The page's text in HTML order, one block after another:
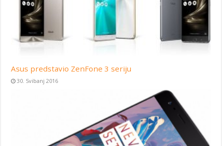
Asus predstavio ZenFone 3 seriju
30. Svibanj 2016